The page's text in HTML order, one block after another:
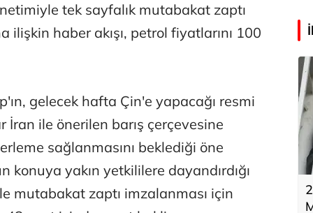
tek sayfalık mutabakat zaptı
haber akışı, petrol fiyatlarını 100
gelecek hafta Çin'e yapacağı resmi
ile önerilen barış çerçevesine
sağlanmasını beklediği öne
yakın yetkililere dayandırdığı
mutabakat zaptı imzalanması için